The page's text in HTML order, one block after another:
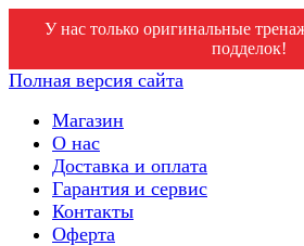
У нас только оригинальные
подделок!
Полная версия сайта
Магазин
О нас
Доставка и оплата
Гарантия и сервис
Контакты
Оферта